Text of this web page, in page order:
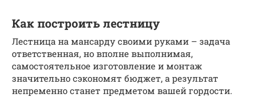
Как построить лестницу
Лестница на мансарду своими руками – задача
ответственная, но вполне выполнимая,
самостоятельное изготовление и монтаж
значительно сэкономят бюджет, а результат
непременно станет предметом вашей гордости.